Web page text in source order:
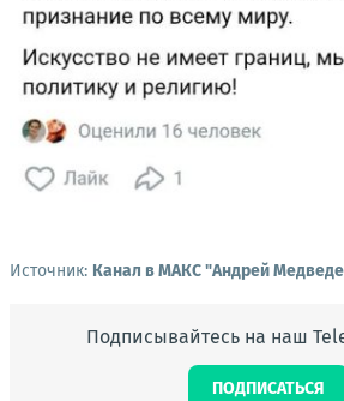
Источник: Канал в МАКС "Андрей
Подписывайтесь на наш
ПОДПИСАТЬСЯ